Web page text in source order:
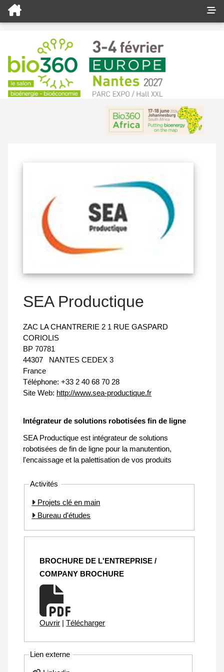
SEA Productique
ZAC LA CHANTRERIE 2 1 RUE GASPARD
CORIOLIS
BP 70781
44307
NANTES CEDEX 3
France
Téléphone: +33 2 40 68 70 28
Site Web: http://www.sea-productique.fr
Intégrateur de solutions robotisées fin de ligne
SEA Productique est intégrateur de solutions
robotisées de fin de ligne pour la manutention,
l'encaissage et la palettisation de vos produits
Activités
Projets clé en main
Bureau d'études
BROCHURE DE L'ENTREPRISE /
COMPANY BROCHURE
Ouvrir | Télécharger
Lien externe